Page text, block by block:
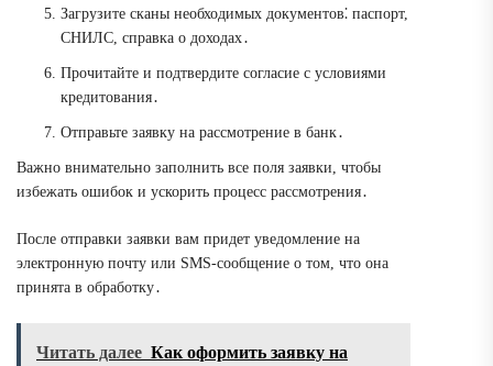
Загрузите сканы необходимых документов⁚ паспорт,
СНИЛС, справка о доходах․
Прочитайте и подтвердите согласие с условиями
кредитования․
Отправьте заявку на рассмотрение в банк․
Важно внимательно заполнить все поля заявки, чтобы
избежать ошибок и ускорить процесс рассмотрения․
После отправки заявки вам придет уведомление на
электронную почту или SMS-сообщение о том, что она
принята в обработку․
Читать далее Как оформить заявку на